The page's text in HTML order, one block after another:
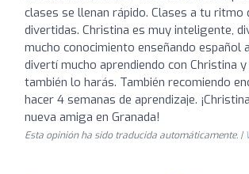
clases se llenan rápido. Clases a tu ritmo
divertidas. Christina es muy inteligente,
mucho conocimiento enseñando español
divertí mucho aprendiendo con Christina
también lo harás. También recomiendo
hacer 4 semanas de aprendizaje.
nueva amiga en Granada!
Esta opinión ha sido traducida automáticamente. |